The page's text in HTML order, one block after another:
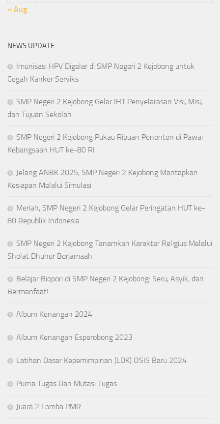
« Aug
NEWS UPDATE
Imunisasi HPV Digelar di SMP Negeri 2 Kejobong untuk
Cegah Kanker Serviks
SMP Negeri 2 Kejobong Gelar IHT Penyelarasan Visi, Misi,
dan Tujuan Sekolah
SMP Negeri 2 Kejobong Pukau Ribuan Penonton di Pawai
Kebangsaan HUT ke-80 RI
Jelang ANBK 2025, SMP Negeri 2 Kejobong Mantapkan
Kesiapan Melalui Simulasi
Meriah, SMP Negeri 2 Kejobong Gelar Peringatan HUT ke-
80 Republik Indonesia
SMP Negeri 2 Kejobong Tanamkan Karakter Religius Melalui
Sholat Dhuhur Berjamaah
Belajar Biopori di SMP Negeri 2 Kejobong: Seru, Asyik, dan
Bermanfaat!
Album Kenangan 2024
Album Kenangan Esperobong 2023
Latihan Dasar Kepemimpinan (LDK) OSIS Baru 2024
Purna Tugas Dan Mutasi Tugas
Juara 2 Lomba PMR